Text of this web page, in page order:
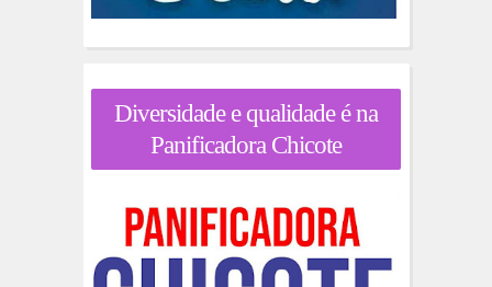
Diversidade e qualidade é na
Panificadora Chicote